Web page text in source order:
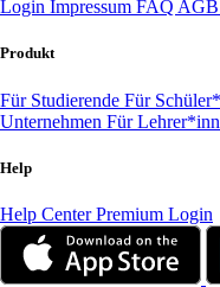
Login Impressum FAQ AGB
Produkt
Für Studierende Für
Unternehmen Für
Help
Help CenterPremium Login